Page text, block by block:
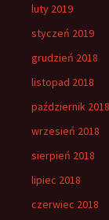
luty 2019
styczeń 2019
grudzień 2018
listopad 2018
październik 2018
wrzesień 2018
sierpień 2018
lipiec 2018
czerwiec 2018